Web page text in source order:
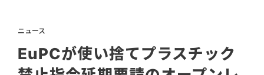
ニュース
EuPCが使い捨てプラスチック